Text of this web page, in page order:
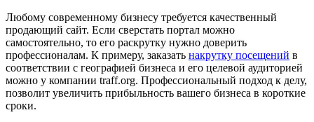
Любому современному бизнесу требуется качественный
продающий сайт. Если сверстать портал можно
самостоятельно, то его раскрутку нужно доверить
профессионалам. К примеру, заказать накрутку посещений в
соответствии с географией бизнеса и его целевой аудиторией
можно у компании traff.org. Профессиональный подход к делу,
позволит увеличить прибыльность вашего бизнеса в короткие
сроки.